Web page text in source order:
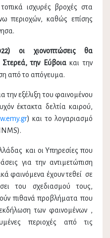
ισχυρές βροχές στα
περιοχών, καθώς επίσης
οι χιονοπτώσεις θα
Στερεά, την Εύβοιακαι την
από το απόγευμα.
την εξέλιξη του φαινομένου
έκτακτα δελτία καιρού,
) και το λογαριασμό
και οι Υπηρεσίες που
για την αντιμετώπιση
φαινόμενα έχουν τεθεί σε
του σχεδιασμού τους,
πιθανά προβλήματα που
των φαινομένων ,
περιοχές από τις